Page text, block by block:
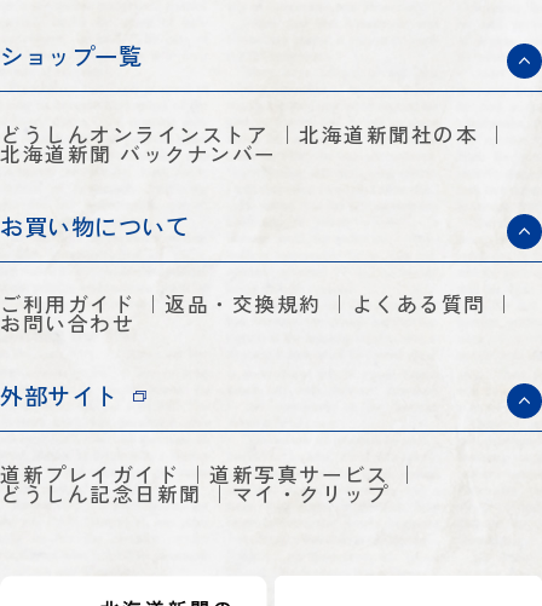
ショップ一覧
どうしんオンラインストア 北海道新聞社の本
北海道新聞 バックナンバー
お買い物について
ご利用ガイド 返品・交換規約 よくある質問
お問い合わせ
外部サイト
道新プレイガイド 道新写真サービス
どうしん記念日新聞 マイ・クリップ